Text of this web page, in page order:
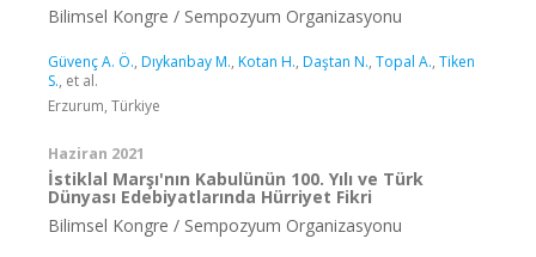
Bilimsel Kongre / Sempozyum Organizasyonu
Güvenç A. Ö., Dıykanbay M., Kotan H., Daştan N., Topal A., Tiken
S., et al.
Erzurum, Türkiye
Haziran 2021
İstiklal Marşı'nın Kabulünün 100. Yılı ve Türk
Dünyası Edebiyatlarında Hürriyet Fikri
Bilimsel Kongre / Sempozyum Organizasyonu